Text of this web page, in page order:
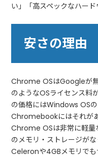
い」「高スペックなハード
安さの理由
Chrome OSはGoogleが
のようなOSライセンス料
の価格にはWindows OSの
Chromebookにはそれが
Chrome OSは非常に軽量
のメモリ・ストレージが
Celeronや4GBメモリでも